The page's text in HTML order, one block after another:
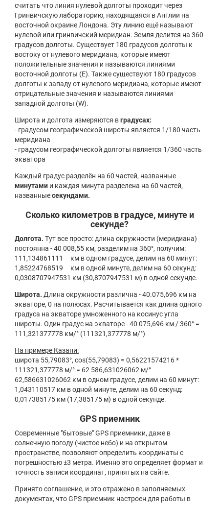
считать что линия нулевой долготы проходит через
Гринвичскую лабораторию, находящаяся в Англии на
восточной окраине Лондона. Эту линию ещё называют
нулевой или гринвичский меридиан. Земля делится на 360
градусов долготы. Существует 180 градусов долготы к
востоку от нулевого меридиана, которые имеют
положительные значения и называются линиями
восточной долготы (E). Также существуют 180 градусов
долготы к западу от нулевого меридиана, которые имеют
отрицательные значения и называются линиями
западной долготы (W).
Широта и долгота измеряются вградусах:
- градусом географической широты является 1/180 часть
меридиана
- градусом географической долготы является 1/360 часть
экватора
Каждый градус разделён на 60 частей, названные
минутами и каждая минута разделена на 60 частей,
названныесекундами.
Сколько километров в градусе, минуте и
секунде?
Долгота. Тут все просто: длина окружности (меридиана)
постоянна - 40 008,55 км, разделим на 360°, получим:
111,134861111 км в одном градусе, делим на 60 минут:
1,85224768519 км в одной минуте, делим на 60 секунд:
0,0308707947531 км (30,8707947531 м) в одной секунде.
Широта. Длина окружности различна - 40.075,696 км на
экваторе, 0 на полюсах. Расчитывается как длина одного
градуса на экваторе умноженного на косинус угла
широты. Один градус на экваторе - 40 075,696 км / 360° =
111,321377778 км/° (111321,377778 м/°)
На примере Казани:
широта 55,79083°, cos(55,79083) = 0,56221574216 *
111321,377778 м/° = 62 586,631026062 м/°
62,586631026062 км в одном градусе, делим на 60 минут:
1,043110517 км в одной минуте, делим на 60 секунд:
0,017385175 км (17,385175 м) в одной секунде.
GPS приемник
Современные "бытовые" GPS приемники, даже в
солнечную погоду (чистое небо) и на открытом
пространстве, позволяют определить координаты с
погрешностью ±3 метра. Именно это определяет формат и
точность записи координат, принятых на сайте.
Принято соглашение, и это отражено в заполняемых
документах, что GPS приемник настроен для работы в